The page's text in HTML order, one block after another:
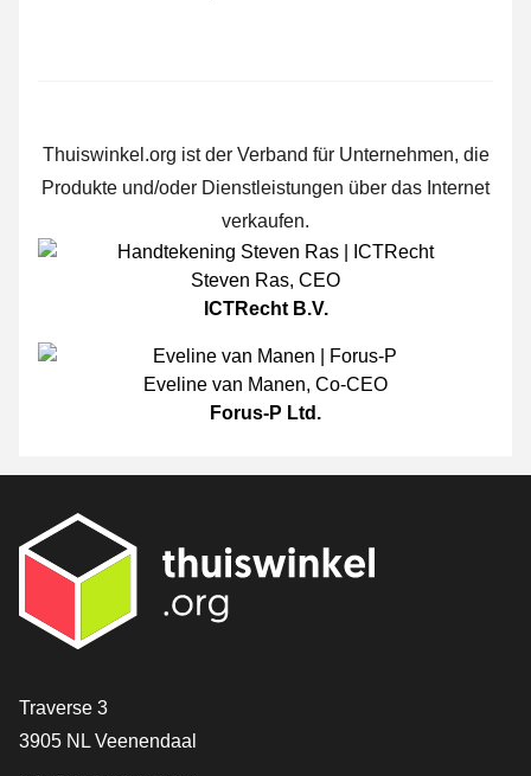
Thuiswinkel.org ist der Verband für Unternehmen, die
Produkte und/oder Dienstleistungen über das Internet
verkaufen.
Steven Ras, CEO
ICTRecht B.V.
Eveline van Manen, Co-CEO
Forus-P Ltd.
[_General:Contact]
Traverse 3
3905 NL Veenendaal